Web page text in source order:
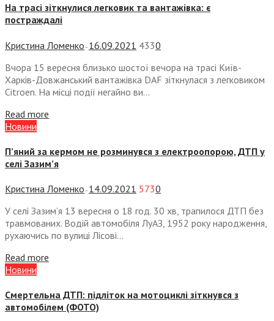
На трасі зіткнулися легковик та вантажівка: є
постраждалі
Кристина Ломенко — 16.09.2021 4330
Вчора 15 вересня близько шостої вечора на трасі Київ-
Харків-Довжанський вантажівка DAF зіткнулася з легковиком
Citroen. На місці події негайно ви...
Read more
Новини
П’яний за кермом не розминувся з електроопорою, ДТП у
селі Зазим’я
Кристина Ломенко — 14.09.2021 5730
У селі Зазим’я 13 вересня о 18 год. 30 хв, трапилося ДТП без
травмованих. Водій автомобіля ЛуАЗ, 1952 року народження,
рухаючись по вулиці Лісові...
Read more
Новини
Смертельна ДТП: підліток на мотоциклі зіткнувся з
автомобілем (ФОТО)